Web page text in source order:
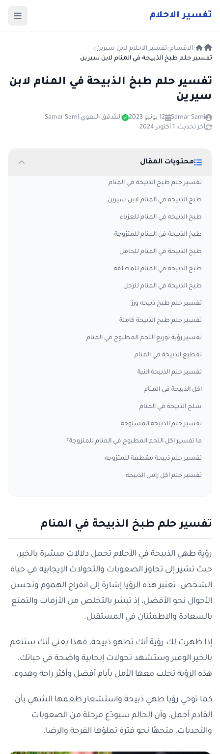
تفسير الاحلام
الاقسام تفسير الاحلام لابن سيرين
تفسير حلم طبخ الذبيحة في المنام لابن سيرين
تفسير حلم طبخ الذبيحة في المنام لابن
سيرين
Samar Sami 12 يونيو 2023 المُدقق اللغوي:Samar Sami
آخر تحديث: 1 أكتوبر 2024
محتويات المقال
تفسير حلم طبخ الذبيحة في المنام
طبخ الذبيحه في المنام لابن سيرين
طبخ الذبيحه في المنام للعزباء
طبخ الذبيحة في المنام للمتزوجة
طبخ الذبيحة في المنام للحامل
طبخ الذبيحة في المنام للمطلقة
طبخ الذبيحة في المنام للرجل
تفسير حلم طبخ ذبيحه ورز
تفسير حلم طبخ الذبيحة كاملة
تفسير رؤية توزيع اللحم المطبوخ في المنام
تقطيع الذبيحة في المنام
تفسير حلم الذبيحة النية
اكل الذبيحة في المنام
سلخ الذبيحة في المنام
تفسير حلم الذبيحة المسلوخة
ما تفسير اكل اللحم المطبوخ في المنام للمتزوجة؟
تفسير حلم ذبيحة مقطعة للمتزوجه
تفسير حلم اكل راس الذبيحه
تفسير حلم طبخ الذبيحة في المنام
رؤية طهي الذبيحة في الأحلام تحمل دلالات مبشرة بالخير،
حيث تشير إلى تجاوز الصعوبات والتحولات الإيجابية في حياة
الشخص. تعتبر هذه الرؤيا إشارة إلى انفراج الهموم وتحسن
الأحوال نحو الأفضل، إذ تبشر بالتخلص من الأزمات والتمتع
بالسعادة والاطمئنان في المستقبل.
إذا ظهرت لك رؤية أنك تطهو ذبيحة، فهذا يعني أنك ستنعم
بالخير الوفير وستشهد تحولات إيجابية واضحة في حياتك.
هذه الرؤية تجلب معها الأمل بأيام أفضل وأكثر راحة وهدوء.
كما توحي رؤيا طهي ذبيحة واستشعار طعمها الشهي بأن
القادم أجمل، وأن الحالم سيودّع مرحلة من الصعوبات
والتحديات، متجهًا نحو فترة تملؤها الفرحة والرضا.